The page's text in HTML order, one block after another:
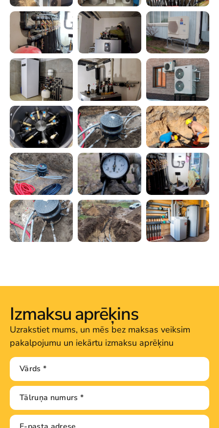
Izmaksu aprēķins
Uzrakstiet mums, un mēs bez maksas veiksim
pakalpojumu un iekārtu izmaksu aprēķinu